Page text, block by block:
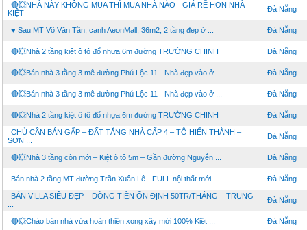
🔴💥NHÀ NÀY KHÔNG MUA THÌ MUA NHÀ NÀO - GIÁ RẼ HƠN NHÀ
KIỆT
Đà Nẵng
♥ Sau MT Võ Văn Tần, cạnh AeonMall, 36m2, 2 tầng đẹp ở ... Đà Nẵng
🔴💥Nhà 2 tầng kiệt ô tô đổ nhựa 6m đường TRƯỜNG CHINH Đà Nẵng
🔴💥Bán nhà 3 tầng 3 mê đường Phú Lộc 11 - Nhà đẹp vào ở ... Đà Nẵng
🔴💥Bán nhà 3 tầng 3 mê đường Phú Lộc 11 - Nhà đẹp vào ở ... Đà Nẵng
🔴💥Nhà 2 tầng kiệt ô tô đổ nhựa 6m đường TRƯỜNG CHINH Đà Nẵng
CHỦ CẦN BÁN GẤP – ĐẤT TẶNG NHÀ CẤP 4 – TÔ HIẾN THÀNH –
SƠN ...
Đà Nẵng
🔴💥Nhà 3 tầng còn mới – Kiệt ô tô 5m – Gần đường Nguyễn ... Đà Nẵng
Bán nhà 2 tầng MT đường Trần Xuân Lê - FULL nội thất mới ... Đà Nẵng
BÁN VILLA SIÊU ĐẸP – DÒNG TIỀN ỔN ĐỊNH 50TR/THÁNG – TRUNG
Đà Nẵng
🔴💥Chào bán nhà vừa hoàn thiện xong xây mới 100% Kiệt ... Đà Nẵng